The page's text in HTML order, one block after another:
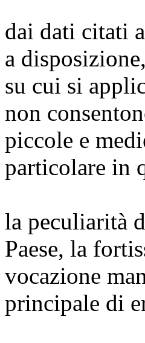
dai dati citati
a
su cui si
non
piccole e
particolare in
la peculiarità
Paese, la
vocazione
principale di